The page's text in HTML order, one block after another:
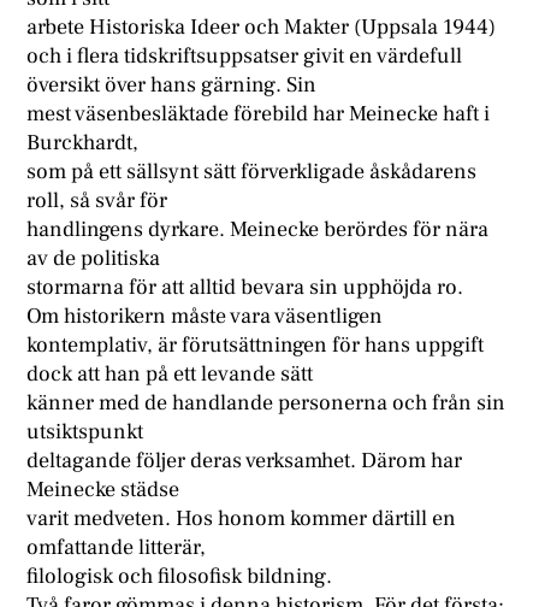
arbete Historiska Ideer och Makter (Uppsala 1944)
och i flera tidskriftsuppsatser givit en värdefull
översikt över hans gärning. Sin
mest väsenbesläktade förebild har Meinecke haft i
Burckhardt,
som på ett sällsynt sätt förverkligade åskådarens
roll, så svår för
handlingens dyrkare. Meinecke berördes för nära
av de politiska
stormarna för att alltid bevara sin upphöjda ro.
Om historikern måste vara väsentligen
kontemplativ, är förutsättningen för hans uppgift
dock att han på ett levande sätt
känner med de handlande personerna och från sin
utsiktspunkt
deltagande följer deras verksamhet. Därom har
Meinecke städse
varit medveten. Hos honom kommer därtill en
omfattande litterär,
filologisk och filosofisk bildning.